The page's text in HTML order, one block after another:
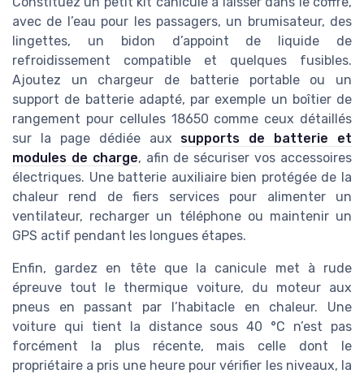
avec de l’eau pour les passagers, un brumisateur, des
lingettes, un bidon d’appoint de liquide de
refroidissement compatible et quelques fusibles.
Ajoutez un chargeur de batterie portable ou un
support de batterie adapté, par exemple un boîtier de
rangement pour cellules 18650 comme ceux détaillés
sur la page dédiée aux supports de batterie et
modules de charge, afin de sécuriser vos accessoires
électriques. Une batterie auxiliaire bien protégée de la
chaleur rend de fiers services pour alimenter un
ventilateur, recharger un téléphone ou maintenir un
GPS actif pendant les longues étapes.
Enfin, gardez en tête que la canicule met à rude
épreuve tout le thermique voiture, du moteur aux
pneus en passant par l’habitacle en chaleur. Une
voiture qui tient la distance sous 40 °C n’est pas
forcément la plus récente, mais celle dont le
propriétaire a pris une heure pour vérifier les niveaux, la